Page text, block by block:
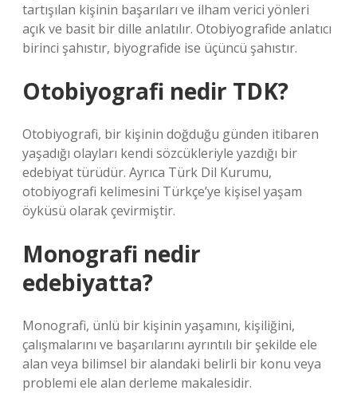
tartışılan kişinin başarıları ve ilham verici yönleri
açık ve basit bir dille anlatılır. Otobiyografide anlatıcı
birinci şahıstır, biyografide ise üçüncü şahıstır.
Otobiyografi nedir TDK?
Otobiyografi, bir kişinin doğduğu günden itibaren
yaşadığı olayları kendi sözcükleriyle yazdığı bir
edebiyat türüdür. Ayrıca Türk Dil Kurumu,
otobiyografi kelimesini Türkçe’ye kişisel yaşam
öyküsü olarak çevirmiştir.
Monografi nedir
edebiyatta?
Monografi, ünlü bir kişinin yaşamını, kişiliğini,
çalışmalarını ve başarılarını ayrıntılı bir şekilde ele
alan veya bilimsel bir alandaki belirli bir konu veya
problemi ele alan derleme makalesidir.